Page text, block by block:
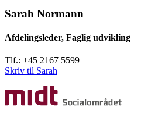
Sarah Normann
Afdelingsleder, Faglig udvikling
Tlf.: +45 2167 5599
Skriv til Sarah